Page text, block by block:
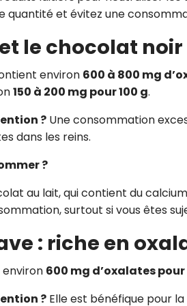
quantité et évitez une
le chocolat noir
environ 600 à 800 mg
150 à 200 mg pour 100 g.
? Une consommation
dans les reins.
?
au lait, qui contient du
surtout si vous êtes
: riche en
600 mg d’oxalates pour
? Elle est bénéfique pour